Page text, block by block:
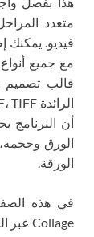
متعدد
فيديو.
مع جميع
قالب تصميم
أن البرنامج
الورق
الورقة.
Collage عبر التورنت مجانًا.